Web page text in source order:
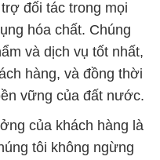
đối tác trong mọi
hóa chất. Chúng
và dịch vụ tốt nhất,
hàng, và đồng thời
vững của đất nước.
của khách hàng là
tôi không ngừng